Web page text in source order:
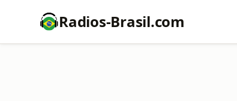
Radios-Brasil.com